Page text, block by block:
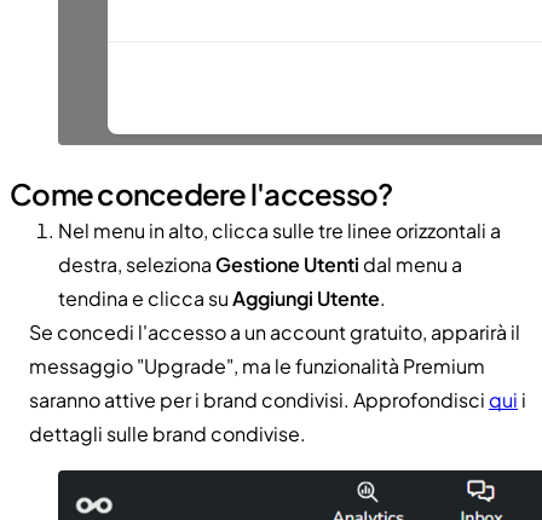
Come concedere l'accesso?
Nel menu in alto, clicca sulle tre linee orizzontali a
destra, seleziona Gestione Utenti dal menu a
tendina e clicca suAggiungi Utente.
Se concedi l'accesso a un account gratuito, apparirà il
messaggio "Upgrade", ma le funzionalità Premium
saranno attive per i brand condivisi. Approfondisci qui i
dettagli sulle brand condivise.